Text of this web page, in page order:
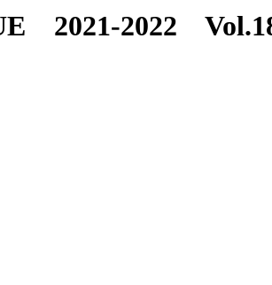
2021-2022